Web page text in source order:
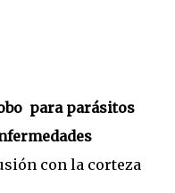
para parásitos
con la corteza